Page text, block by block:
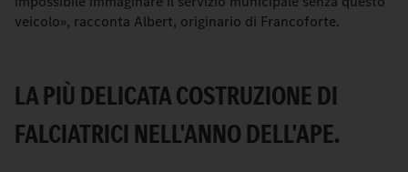
veicolo», racconta Albert, originario di Francoforte.
LA PIÙ DELICATA COSTRUZIONE DI
FALCIATRICI NELL'ANNO DELL'APE.